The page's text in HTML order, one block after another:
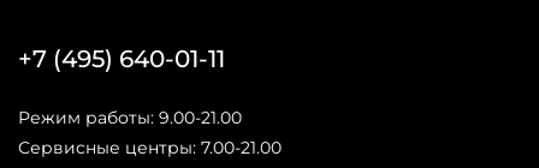
+7 (495) 640-01-11
Режим работы: 9.00-21.00
Сервисные центры: 7.00-21.00